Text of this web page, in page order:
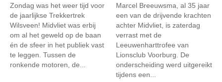
Zondag was het weer tijd voor
de jaarlijkse Trekkertrek
Wilsveen! Midvliet was erbij
om al het geweld op de baan
én de sfeer in het publiek vast
te leggen. Tussen de
ronkende motoren, de...
Marcel Breeuwsma, al 35 jaar
een van de drijvende krachten
achter Midvliet, is zaterdag
verrast met de
Leeuwenharttrofee van
Lionsclub Voorburg. De
onderscheiding werd uitgereikt
tijdens een...